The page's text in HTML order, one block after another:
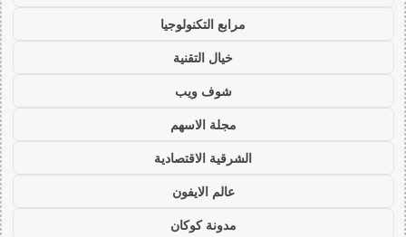
مرابع التكنولوجيا
خيال التقنية
شوف ويب
مجلة الاسهم
الشرقية الاقتصادية
عالم الايفون
مدونة كوكان